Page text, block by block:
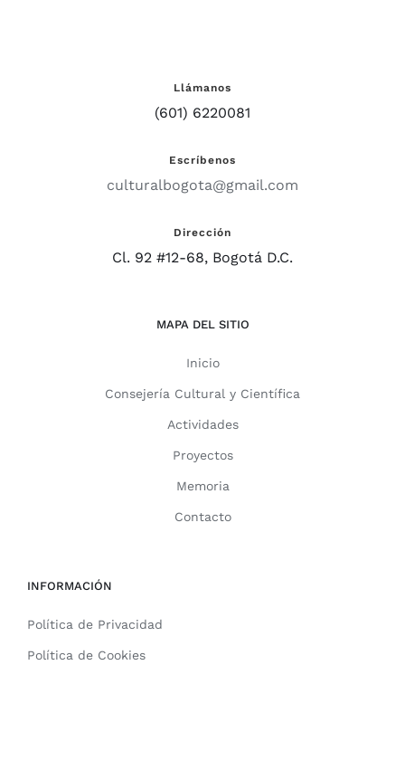
Llámanos
(601) 6220081
Escríbenos
culturalbogota@gmail.com
Dirección
Cl. 92 #12-68, Bogotá D.C.
MAPA DEL SITIO
Inicio
Consejería Cultural y Científica
Actividades
Proyectos
Memoria
Contacto
INFORMACIÓN
Política de Privacidad
Política de Cookies